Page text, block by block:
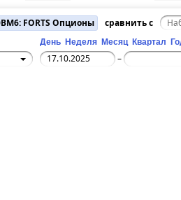
FORTS Опционы
сравнить с
День Неделя Месяц Квартал
–